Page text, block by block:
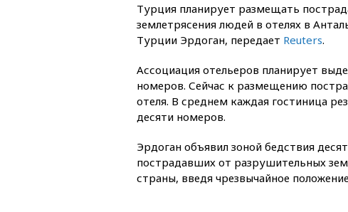
Турция планирует размещать
землетрясения людей в отелях в
Турции Эрдоган, передает Reuters.
Ассоциация отельеров планирует
номеров. Сейчас к размещению
отеля. В среднем каждая гостиница
десяти номеров.
Эрдоган объявил зоной бедствия
пострадавших от разрушительных
страны, введя чрезвычайное